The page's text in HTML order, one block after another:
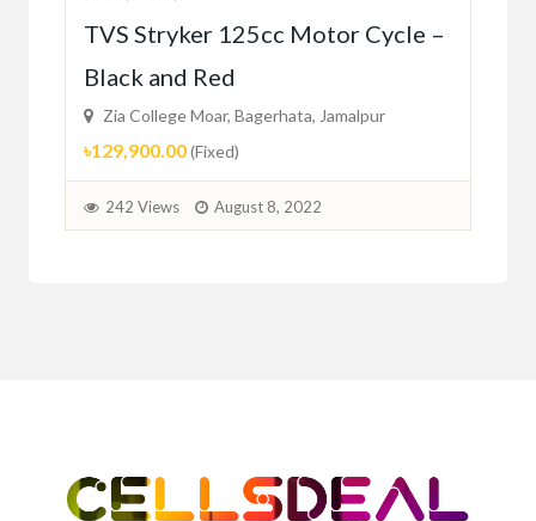
TVS Stryker 125cc Motor Cycle –
Black and Red
Zia College Moar, Bagerhata, Jamalpur
৳129,900.00(Fixed)
242 Views August 8, 2022